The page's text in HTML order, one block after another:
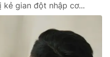
gian đột nhập cơ...